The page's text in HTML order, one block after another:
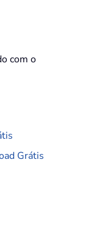
com o
Grátis